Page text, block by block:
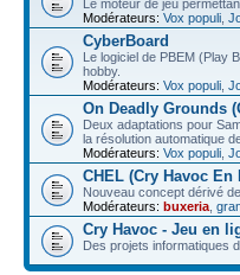
Le moteur de jeu
Modérateurs: Vox populi
CyberBoard
Le logiciel de PBEM (Play
hobby.
Modérateurs: Vox populi
On Deadly Grounds
Deux adaptations pour
la résolution automatique
Modérateurs: Vox populi
CHEL (Cry Havoc En
Nouveau concept dérivé
Modérateurs: buxeria
Cry Havoc - Jeu en
Des projets informatiques